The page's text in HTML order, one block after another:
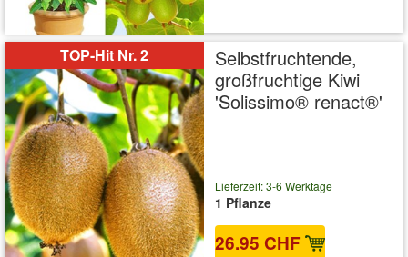
TOP-Hit Nr. 2
Selbstfruchtende,
großfruchtige Kiwi
'Solissimo® renact®'
Lieferzeit: 3-6 Werktage
1 Pflanze
26.95 CHF